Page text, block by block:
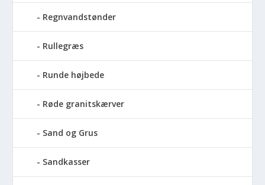
Regnvandstønder
Rullegræs
Runde højbede
Røde granitskærver
Sand og Grus
Sandkasser